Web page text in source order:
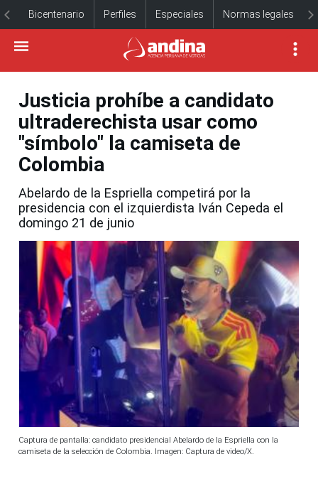
Bicentenario Perfiles Especiales Normas legales
Justicia prohíbe a candidato
ultraderechista usar como
"símbolo" la camiseta de
Colombia
Abelardo de la Espriella competirá por la
presidencia con el izquierdista Iván Cepeda el
domingo 21 de junio
Captura de pantalla: candidato presidencial Abelardo de la Espriella con la
camiseta de la selección de Colombia. Imagen: Captura de video/X.